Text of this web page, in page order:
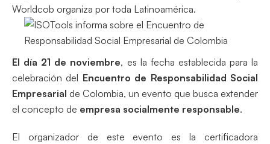
Worldcob organiza por toda Latinoamérica.
El día 21 de noviembre, es la fecha establecida para la
celebración del Encuentro de Responsabilidad Social
Empresarial de Colombia, un evento que busca extender
el concepto de empresa socialmente responsable.
El organizador de este evento es la certificadora